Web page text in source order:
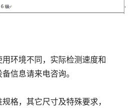
环境不同，实际检测速度和
信息请来电咨询。
格，其它尺寸及特殊要求，